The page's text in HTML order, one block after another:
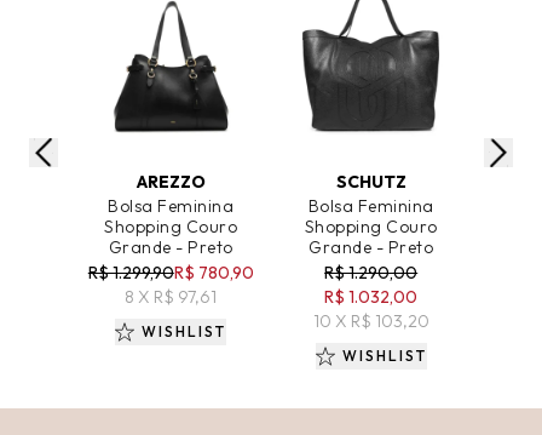
AREZZO
Bolsa Feminina
Shopping Couro
Grande - Preto
R$ 1.299,90R$ 780,90
8 X R$ 97,61
WISHLIST
SCHUTZ
Bolsa Feminina
Shopping Couro
Grande - Preto
R$ 1.290,00
R$ 1.032,00
10 X R$ 103,20
WISHLIST